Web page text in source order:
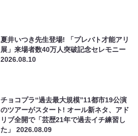
夏井いつき先生登場! 「プレバト才能アリ
展」来場者数40万人突破記念セレモニー
2026.08.10
チョコプラ“過去最大規模”11都市19公演
のツアーがスタート! オール新ネタ、アド
リブ全開で「芸歴21年で過去イチ練習し
た」2026.08.09